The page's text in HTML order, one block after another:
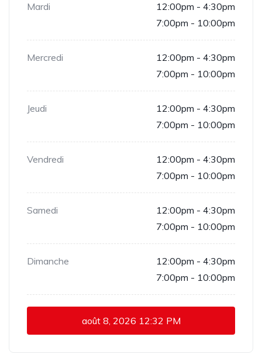
Mardi
12:00pm - 4:30pm
7:00pm - 10:00pm
Mercredi
12:00pm - 4:30pm
7:00pm - 10:00pm
Jeudi
12:00pm - 4:30pm
7:00pm - 10:00pm
Vendredi
12:00pm - 4:30pm
7:00pm - 10:00pm
Samedi
12:00pm - 4:30pm
7:00pm - 10:00pm
Dimanche
12:00pm - 4:30pm
7:00pm - 10:00pm
août 8, 2026 12:32 PM